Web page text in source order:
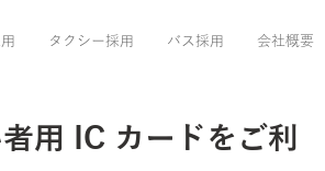
タクシー採用 バス採用 会社概要
用 IC カードをご利